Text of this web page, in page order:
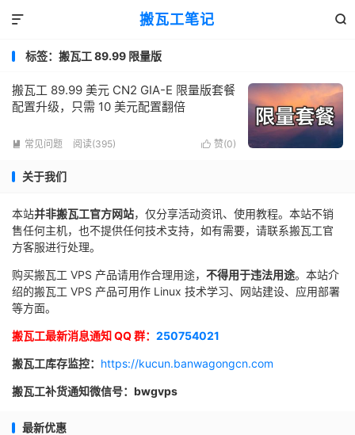
搬瓦工笔记 

标签：搬瓦工 89.99 限量版
搬瓦工 89.99 美元 CN2 GIA-E 限量版套餐
配置升级，只需 10 美元配置翻倍
 常见问题 阅读(395)  赞(0)
关于我们
本站并非搬瓦工官方网站，仅分享活动资讯、使用教程。本站不销
售任何主机，也不提供任何技术支持，如有需要，请联系搬瓦工官
方客服进行处理。
购买搬瓦工 VPS 产品请用作合理用途， 不得用于违法用途。本站介
绍的搬瓦工 VPS 产品可用作 Linux 技术学习、网站建设、应用部署
等方面。
搬瓦工最新消息通知 QQ 群： 250754021
搬瓦工库存监控： https://kucun.banwagongcn.com
搬瓦工补货通知微信号：bwgvps
最新优惠